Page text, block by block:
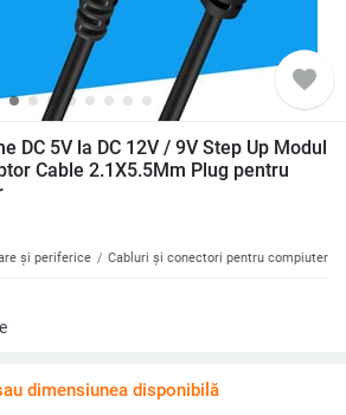
favorite
DC 5V la DC 12V / 9V Step Up Modul
Cable 2.1X5.5Mm Plug pentru
și periferice Cabluri și conectori pentru compiuter
dimensiunea disponibilă